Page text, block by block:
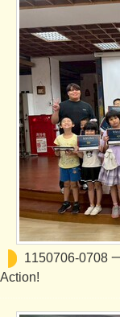
1150706-0708
Action!